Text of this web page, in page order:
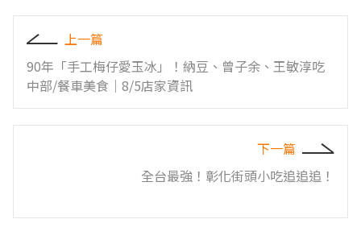
上一篇
90年「手工梅仔愛玉冰」！納豆、曾子余、王敏淳吃
中部/餐車美食｜8/5店家資訊
下一篇
全台最強！彰化街頭小吃追追追！